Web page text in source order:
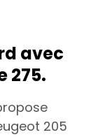
avec
275.
205